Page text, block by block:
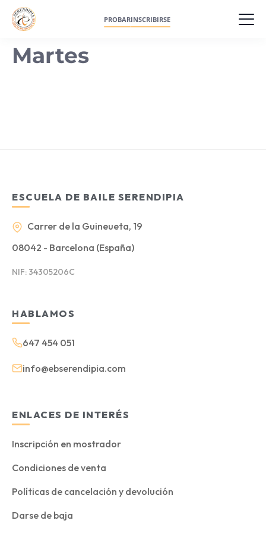
PROBARINSCRIBIRSE
Martes
ESCUELA DE BAILE SERENDIPIA
Carrer de la Guineueta, 19
08042 - Barcelona (España)
NIF: 34305206C
HABLAMOS
647 454 051
info@ebserendipia.com
ENLACES DE INTERÉS
Inscripción en mostrador
Condiciones de venta
Políticas de cancelación y devolución
Darse de baja